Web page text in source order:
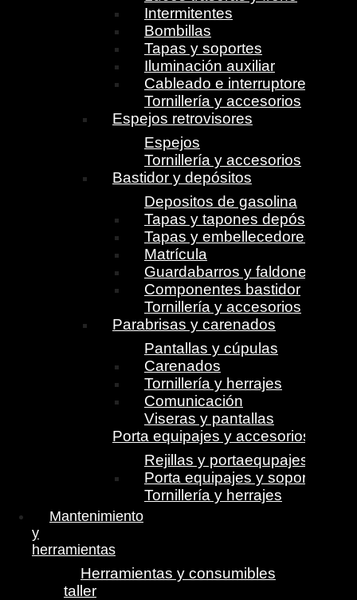
Intermitentes
Bombillas
Tapas y soportes
Iluminación auxiliar
Cableado e interruptores
Tornillería y accesorios
Espejos retrovisores
Espejos
Tornillería y accesorios
Bastidor y depósitos
Depositos de gasolina
Tapas y tapones depósito
Tapas y embellecedores
Matrícula
Guardabarros y faldones
Componentes bastidor
Tornillería y accesorios
Parabrisas y carenados
Pantallas y cúpulas
Carenados
Tornillería y herrajes
Comunicación
Viseras y pantallas
Porta equipajes y accesorios
Rejillas y portaequpajes
Porta equipajes y soportes
Tornillería y herrajes
Mantenimiento
y
herramientas
Herramientas y consumibles
taller